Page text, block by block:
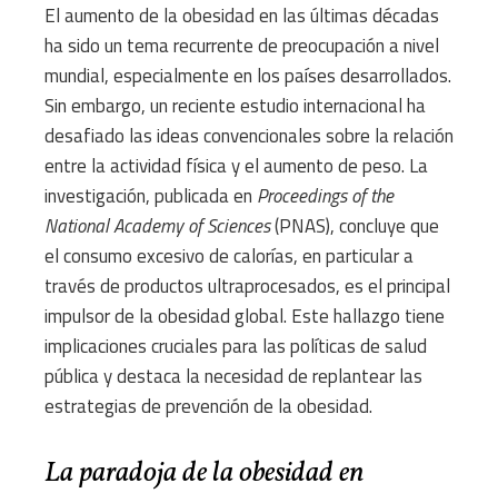
El aumento de la obesidad en las últimas décadas
ha sido un tema recurrente de preocupación a nivel
mundial, especialmente en los países desarrollados.
Sin embargo, un reciente estudio internacional ha
desafiado las ideas convencionales sobre la relación
entre la actividad física y el aumento de peso. La
investigación, publicada en Proceedings of the
National Academy of Sciences(PNAS), concluye que
el consumo excesivo de calorías, en particular a
través de productos ultraprocesados, es el principal
impulsor de la obesidad global. Este hallazgo tiene
implicaciones cruciales para las políticas de salud
pública y destaca la necesidad de replantear las
estrategias de prevención de la obesidad.
La paradoja de la obesidad en